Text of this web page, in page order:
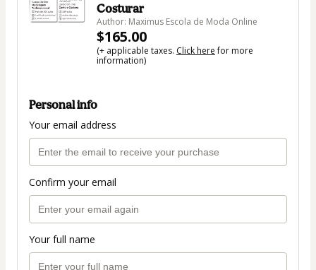
Costurar
Author: Maximus Escola de Moda Online
$165.00
(+ applicable taxes. Click herefor more
information)
Personal info
Your email address
Confirm your email
Your full name